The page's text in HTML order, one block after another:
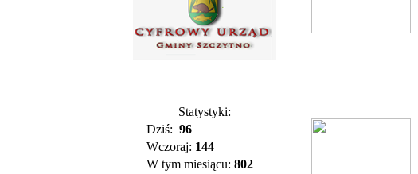
Statystyki:
Dziś: 96
Wczoraj: 144
W tym miesiącu: 802